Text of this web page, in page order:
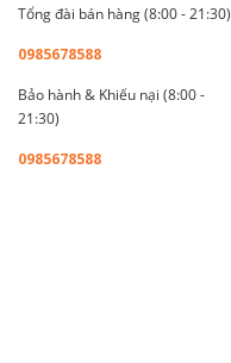
Tổng đài bán hàng (8:00 - 21:30)
0985678588
Bảo hành & Khiếu nại (8:00 -
21:30)
0985678588